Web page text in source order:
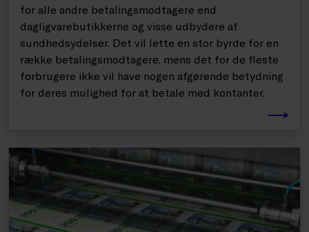
for alle andre betalingsmodtagere end
dagligvarebutikkerne og visse udbydere af
sundhedsydelser. Det vil lette en stor byrde for en
række betalingsmodtagere, mens det for de fleste
forbrugere ikke vil have nogen afgørende betydning
for deres mulighed for at betale med kontanter.